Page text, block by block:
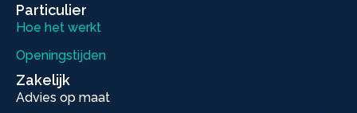
Particulier
Hoe het werkt
Openingstijden
Zakelijk
Advies op maat